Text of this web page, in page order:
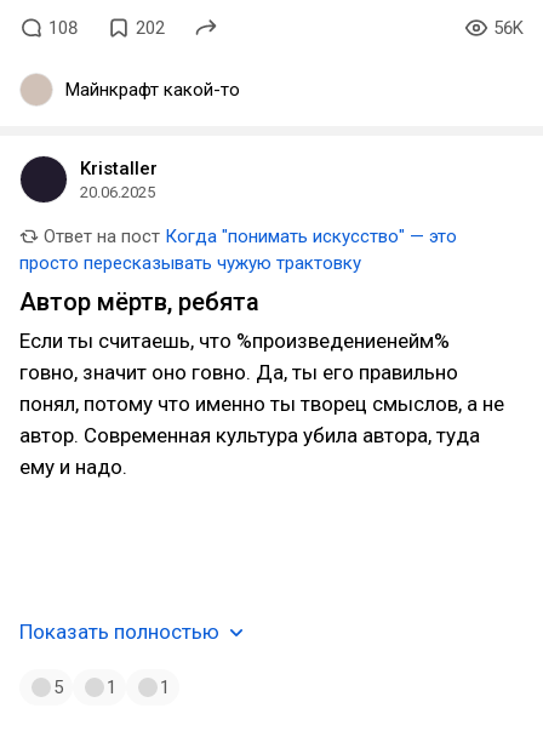
108 202 56K
Майнкрафт какой-то
Kristaller
20.06.2025
Ответ на пост Когда "понимать искусство" — это
просто пересказывать чужую трактовку
Автор мёртв, ребята
Если ты считаешь, что %произведениенейм%
говно, значит оно говно. Да, ты его правильно
понял, потому что именно ты творец смыслов, а не
автор. Современная культура убила автора, туда
ему и надо.
Показать полностью
5 1 1